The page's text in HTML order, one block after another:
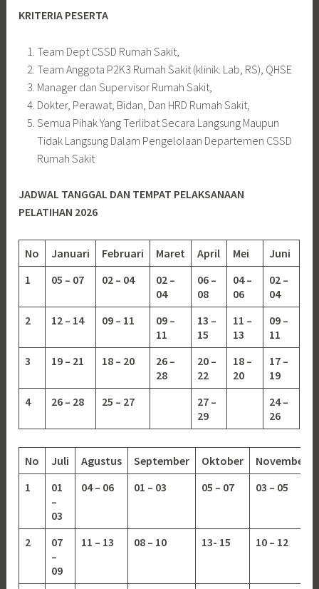
KRITERIA PESERTA
Team Dept CSSD Rumah Sakit,
Team Anggota P2K3 Rumah Sakit (klinik. Lab, RS), QHSE
Manager dan Supervisor Rumah Sakit,
Dokter, Perawat, Bidan, Dan HRD Rumah Sakit,
Semua Pihak Yang Terlibat Secara Langsung Maupun
Tidak Langsung Dalam Pengelolaan Departemen CSSD
Rumah Sakit
JADWAL TANGGAL DAN TEMPAT PELAKSANAAN
PELATIHAN 2026
No Januari Februari Maret April Mei
Juni
1
05 – 07 02 – 04
02 –
04
06 –
08
04 –
06
02 –
04
2
12 – 14 09 – 11
09 –
11
13 –
15
11 –
13
09 –
11
3
19 – 21 18 – 20
26 –
28
20 –
22
18 –
20
17 –
19
4
26 – 28 25 – 27
27 –
29
24 –
26
No Juli Agustus September Oktober
November
1
01
–
03
04 – 06 01 – 03 05 – 07 03 – 05
2
07
–
09
11 – 13 08 – 10 13- 15 10 – 12